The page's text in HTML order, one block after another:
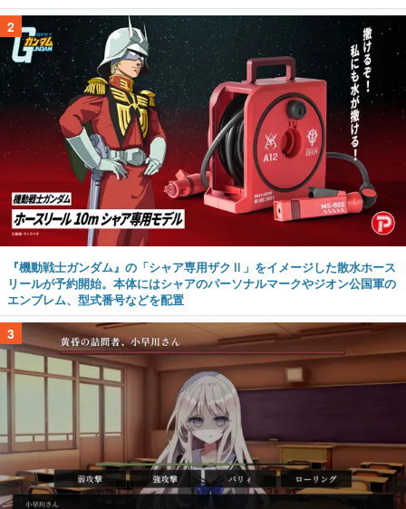
2
『機動戦士ガンダム』の「シャア専用ザクⅡ」をイメージした散水ホース
リールが予約開始。本体にはシャアのパーソナルマークやジオン公国軍の
エンブレム、型式番号などを配置
3